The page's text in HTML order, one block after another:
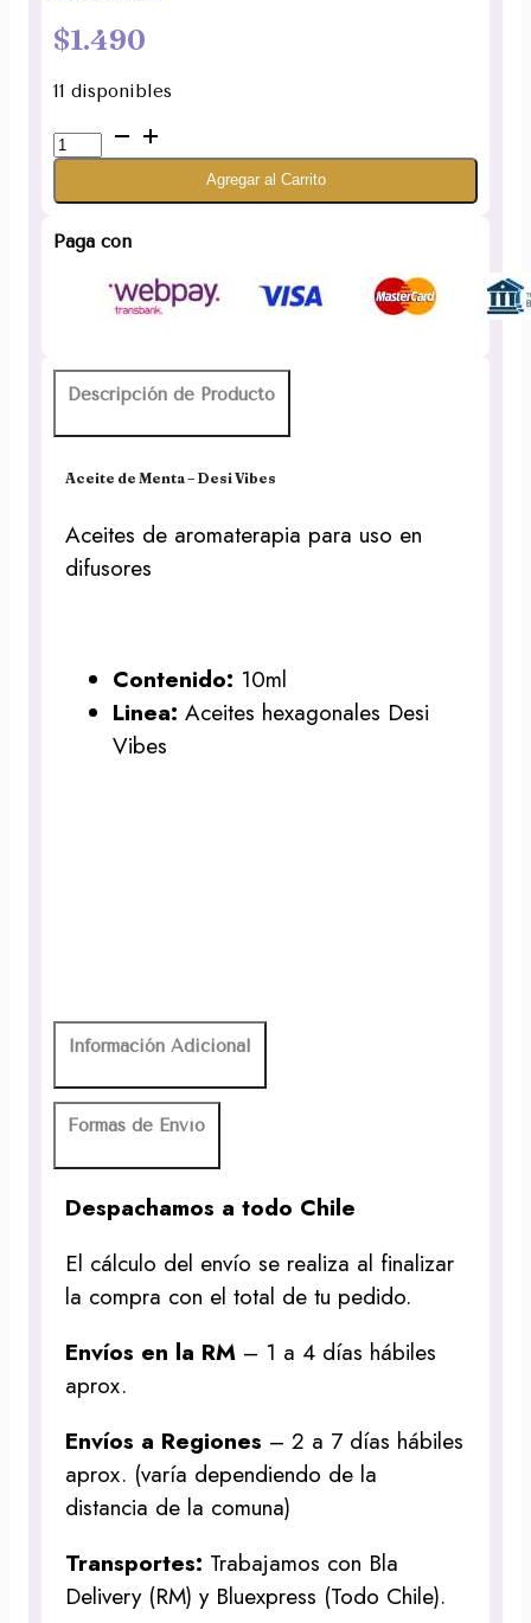
$1.490
11 disponibles
Aceite
de
Vibes
(UNIDAD)
cantidad
Agregar al Carrito
Paga con
Descripción de Producto
Aceite de Menta – Desi Vibes
Aceites de aromaterapia para uso en
difusores
Contenido: 10ml
Linea:Aceites hexagonales Desi
Vibes
Información Adicional
Formas de Envío
Despachamos a todo Chile
El cálculo del envío se realiza al finalizar
la compra con el total de tu pedido.
Envíos en la RM – 1 a 4 días hábiles
aprox.
Envíos a Regiones – 2 a 7 días hábiles
aprox. (varía dependiendo de la
distancia de la comuna)
Transportes: Trabajamos con Bla
Delivery (RM) y Bluexpress (Todo Chile).